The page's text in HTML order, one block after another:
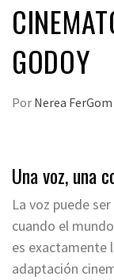
GODOY
Por Nerea FerGom
Una voz, una
La voz puede
cuando el
es exactamente
adaptación